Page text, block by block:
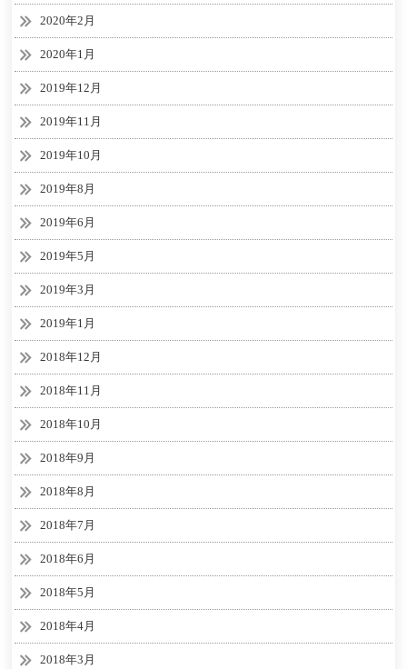
2020年2月
2020年1月
2019年12月
2019年11月
2019年10月
2019年8月
2019年6月
2019年5月
2019年3月
2019年1月
2018年12月
2018年11月
2018年10月
2018年9月
2018年8月
2018年7月
2018年6月
2018年5月
2018年4月
2018年3月